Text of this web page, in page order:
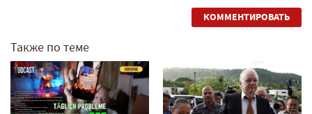
КОММЕНТИРОВАТЬ
Также по теме